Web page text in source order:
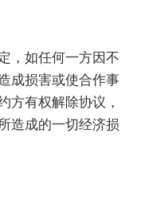
，如任何一方因不
成损害或使合作事
方有权解除协议，
造成的一切经济损